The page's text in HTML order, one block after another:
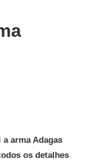
arma Adagas
os detalhes